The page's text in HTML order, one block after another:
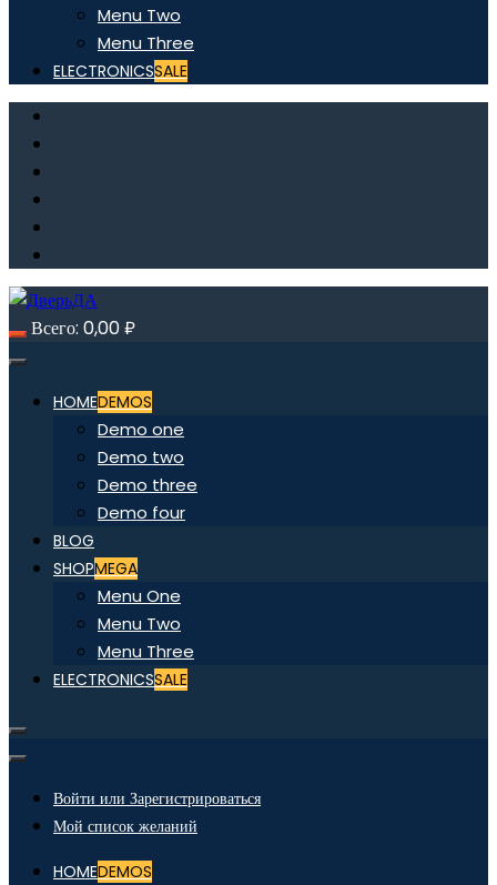
Menu Two
Menu Three
ELECTRONICSSALE
Всего: 0,00₽
HOMEDEMOS
Demo one
Demo two
Demo three
Demo four
BLOG
SHOPMEGA
Menu One
Menu Two
Menu Three
ELECTRONICSSALE
Войти или Зарегистрироваться
Мой список желаний
HOMEDEMOS